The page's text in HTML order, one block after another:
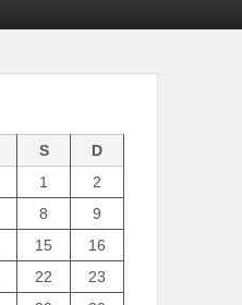
S
D
1
2
8
9
15
16
22
23